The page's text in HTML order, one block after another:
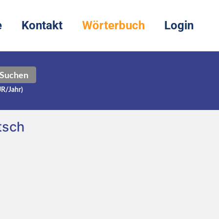
Kontakt Wörterbuch Login
Suchen
Jahr)